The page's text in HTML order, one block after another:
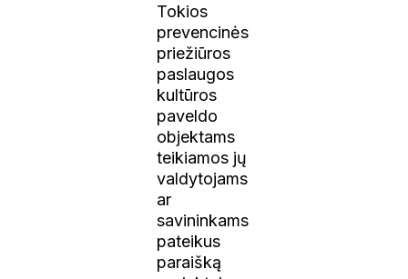
Tokios
prevencinės
priežiūros
paslaugos
kultūros
paveldo
objektams
teikiamos jų
valdytojams
ar
savininkams
pateikus
paraišką